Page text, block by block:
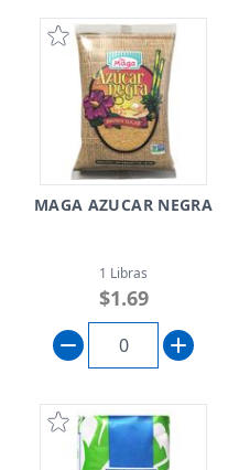
MAGA AZUCAR NEGRA
1 Libras
$1.69